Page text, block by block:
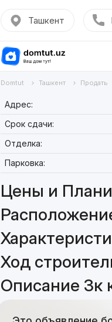
Ташкент
Domtut Ташкент Продать
Адрес:
Срок сдачи:
Отделка:
Парковка:
Цены и
Ход
Описание 3к